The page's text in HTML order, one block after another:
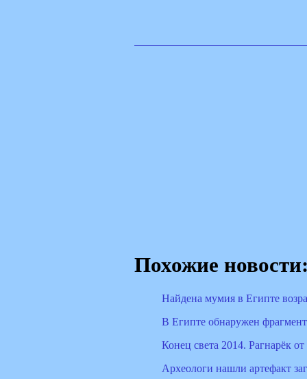
Похожие
Найдена мумия в Египте
В Египте обнаружен
Конец света 2014. Рагнарёк
Археологи нашли артефакт